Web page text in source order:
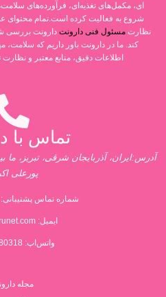
شروع به فعالیت کرده است.تمام محتوای
نظارتمسئول فنی دارونت دارونت بررسی
کند. ما در دارونت باور داریم که سلامت،
اطلاعات دقیق، منابع معتبر و
تماس با
آدرس:ایران، آذربایجان شرقی، تبریز، ما
پورعلی
شماره تماس پشتیبانی:
ایمیل:
واتس‌اپ: 09306880318
مجله